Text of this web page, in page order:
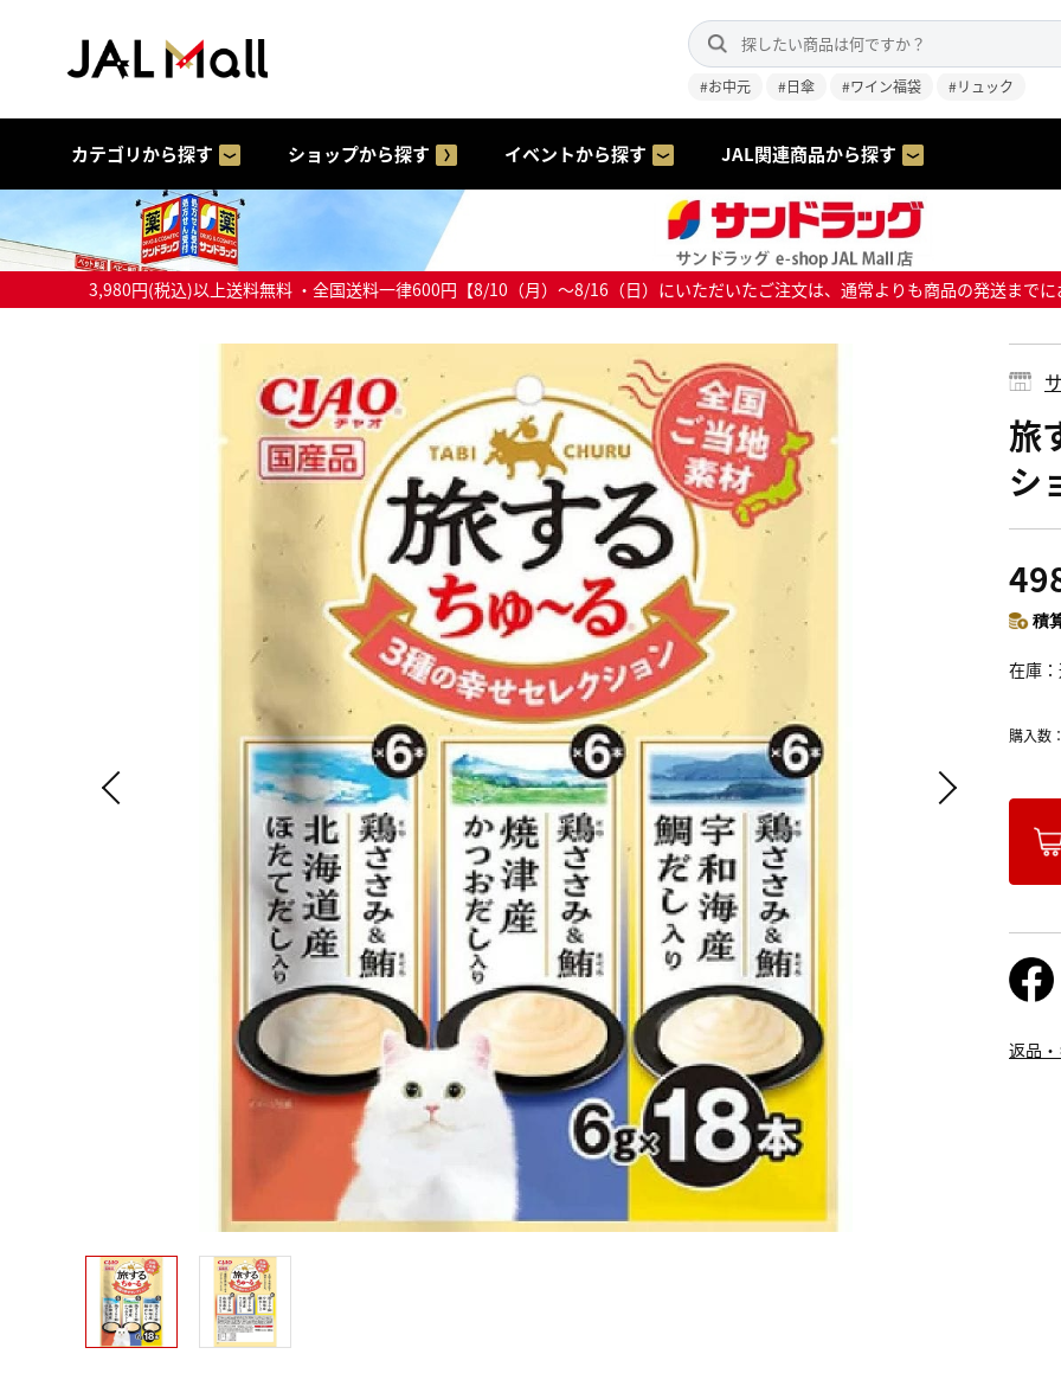
#お中元 #日傘 #ワイン福袋 #リュック
カテゴリから探す ショップから探す イベントから探す JAL関連商品から探す
3,980円(税込)以上送料無料 ・全国送料一律600円【8/10（月）～8/16（日）にいただいたご注文は、通常よりも商品の発送まで
旅
シ
積
在庫
購入数：
返品